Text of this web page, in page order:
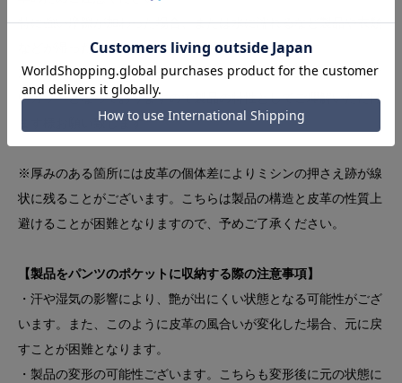
特に強い摩擦が加わった場合、または水に濡れるなど製品や衣類
などが湿った状態ですと移染の可能性が高くなります。
加えてロンドンカラー、ダークステインは特に水染みができやす
いカラーとなっておりますので製品の特性としてご理解いただけ
ます様お願い致します。
※厚みのある箇所には皮革の個体差によりミシンの押さえ跡が線
状に残ることがございます。こちらは製品の構造と皮革の性質上
避けることが困難となりますので、予めご了承ください。
【製品をパンツのポケットに収納する際の注意事項】
・汗や湿気の影響により、艶が出にくい状態となる可能性がござ
います。また、このように皮革の風合いが変化した場合、元に戻
すことが困難となります。
・製品の変形の可能性ございます。こちらも変形後に元の状態に